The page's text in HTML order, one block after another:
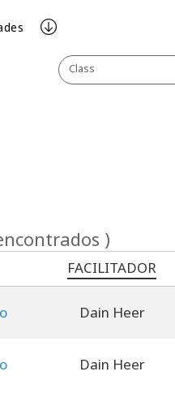
Class
)
FACILITADOR
Dain Heer
Dain Heer